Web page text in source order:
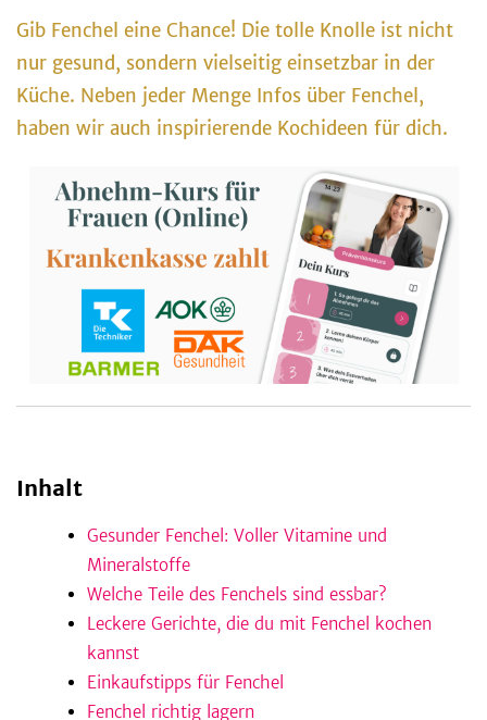
Gib Fenchel eine Chance! Die tolle Knolle ist nicht
nur gesund, sondern vielseitig einsetzbar in der
Küche. Neben jeder Menge Infos über Fenchel,
haben wir auch inspirierende Kochideen für dich.
Inhalt
Gesunder Fenchel: Voller Vitamine und
Mineralstoffe
Welche Teile des Fenchels sind essbar?
Leckere Gerichte, die du mit Fenchel kochen
kannst
Einkaufstipps für Fenchel
Fenchel richtig lagern